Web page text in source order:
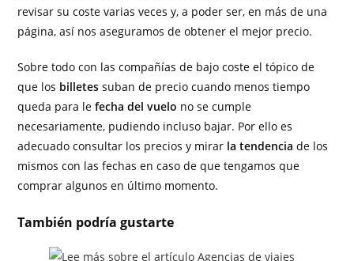
revisar su coste varias veces y, a poder ser, en más de una
página, así nos aseguramos de obtener el mejor precio.
Sobre todo con las compañías de bajo coste el tópico de
que los billetes suban de precio cuando menos tiempo
queda para lefecha del vuelo no se cumple
necesariamente, pudiendo incluso bajar. Por ello es
adecuado consultar los precios y mirar la tendencia de los
mismos con las fechas en caso de que tengamos que
comprar algunos en último momento.
También podría gustarte